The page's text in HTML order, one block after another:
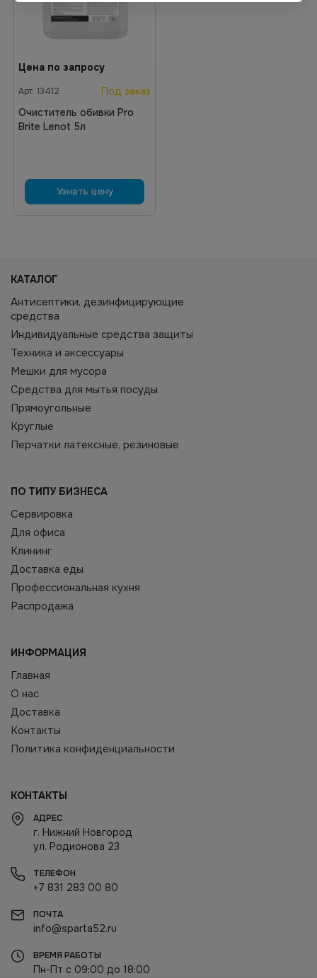
Цена по запросу
Арт. 13412
Под заказ
Очиститель обивки Pro
Brite Lenot 5л
Узнать цену
КАТАЛОГ
Антисептики, дезинфицирующие
средства
Индивидуальные средства защиты
Техника и аксессуары
Мешки для мусора
Средства для мытья посуды
Прямоугольные
Круглые
Перчатки латексные, резиновые
ПО ТИПУ БИЗНЕСА
Сервировка
Для офиса
Клининг
Доставка еды
Профессиональная кухня
Распродажа
ИНФОРМАЦИЯ
Главная
О нас
Доставка
Контакты
Политика конфиденциальности
КОНТАКТЫ
АДРЕС
г. Нижний Новгород
ул. Родионова 23
ТЕЛЕФОН
+7 831 283 00 80
ПОЧТА
info@sparta52.ru
ВРЕМЯ РАБОТЫ
Пн-Пт с 09:00 до 18:00